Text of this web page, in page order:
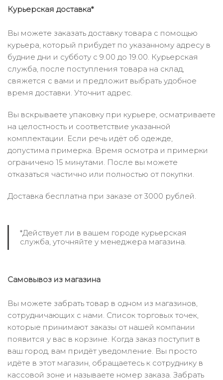
Курьерская доставка*
Вы можете заказать доставку товара с помощью
курьера, который прибудет по указанному адресу в
будние дни и субботу с 9.00 до 19.00. Курьерская
служба, после поступления товара на склад,
свяжется с вами и предложит выбрать удобное
время доставки. Уточнит адрес.
Вы вскрываете упаковку при курьере, осматриваете
на целостность и соответствие указанной
комплектации. Если речь идёт об одежде,
допустима примерка. Время осмотра и примерки
ограничено 15 минутами. После вы можете
отказаться частично или полностью от покупки.
Доставка бесплатна при заказе от 3000 рублей.
*Действует ли в вашем городе курьерская
служба, уточняйте у менеджера магазина.
Самовывоз из магазина
Вы можете забрать товар в одном из магазинов,
сотрудничающих с нами. Список торговых точек,
которые принимают заказы от нашей компании
появится у вас в корзине. Когда заказ поступит в
ваш город, вам придёт уведомление. Вы просто
идёте в этот магазин, обращаетесь к сотруднику в
кассовой зоне и называете номер заказа. Забрать